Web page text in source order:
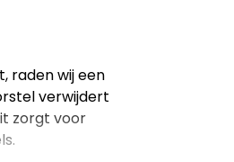
raden wij een
verwijdert
zorgt voor